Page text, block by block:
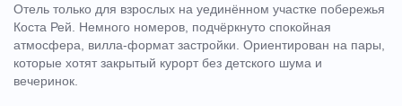
Отель только для взрослых на уединённом участке побережья
Коста Рей. Немного номеров, подчёркнуто спокойная
атмосфера, вилла-формат застройки. Ориентирован на пары,
которые хотят закрытый курорт без детского шума и
вечеринок.